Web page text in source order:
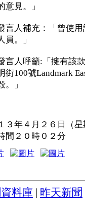
意見。」
人補充：「曾使用
員。」
人呼籲:「擁有該款
街100號Landmark
。」
３年４月２６日（星
間２０時０２分
料庫 昨天新聞